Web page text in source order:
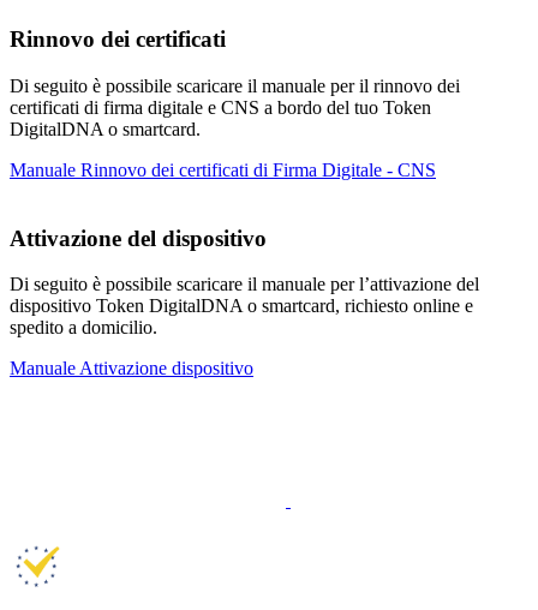
Rinnovo dei certificati
Di seguito è possibile scaricare il manuale per il rinnovo dei
certificati di firma digitale e CNS a bordo del tuo Token
DigitalDNA o smartcard.
Manuale Rinnovo dei certificati di Firma Digitale - CNS
Attivazione del dispositivo
Di seguito è possibile scaricare il manuale per l’attivazione del
dispositivo Token DigitalDNA o smartcard, richiesto online e
spedito a domicilio.
Manuale Attivazione dispositivo